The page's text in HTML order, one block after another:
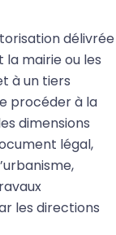
délivrée
mairie ou les
à un tiers
procéder à la
dimensions
légal,
les directions